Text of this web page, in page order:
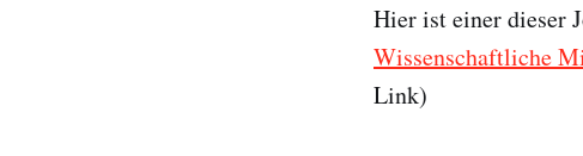
Hier ist einer dieser
Wissenschaftliche
Link)